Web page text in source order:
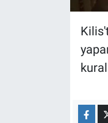
Programlar